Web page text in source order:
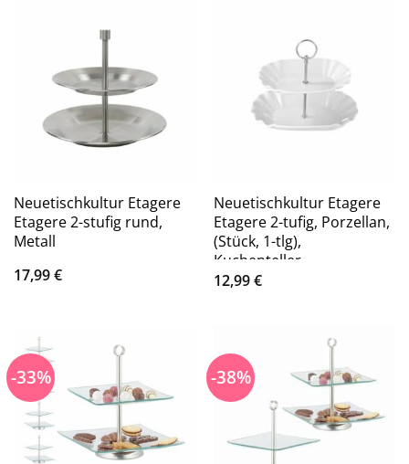
Neuetischkultur Etagere
Etagere 2-stufig rund,
Metall
17,99€
Neuetischkultur Etagere
Etagere 2-tufig, Porzellan,
(Stück, 1-tlg),
Kuchenteller,
Servierplatte
12,99€
-33% -38%